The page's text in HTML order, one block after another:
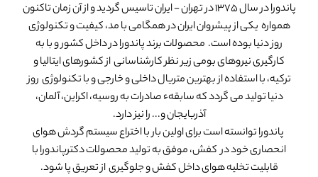
پاندورا در سال 1375 در تهران - ایران تاسیس گردید و از آن زمان تاکنون
همواره یکی از پیشروان ایران در همگامی با مد، کیفیت و تکنولوژی
روز دنیا بوده است. محصولات برند پاندورا در داخل کشور و با به
کارگیری نیروهای بومی زیر نظر کارشناسانی از کشورهای ایتالیا و
ترکیه، با استفاده از بهترین متریال داخلی و خارجی و با تکنولوژی روز
دنیا تولید می گردد که سابقهء صادرات به روسیه، اکراین، آلمان،
آذربایجان و... را نیز دارد.
پاندورا توانسته است برای اولین بار با اختراع سیستم گردش هوای
انحصاری خود در کفش، موفق به تولید محصولات دکترپاندورا با
قابلیت تخلیه هوای داخل کفش و جلوگیری از تعریق پا شود.